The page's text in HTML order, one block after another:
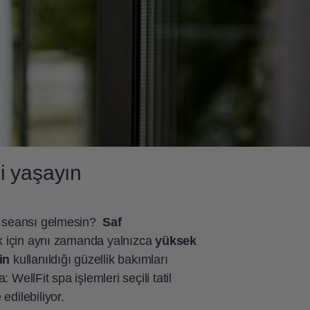
gelmesin? Saf
için aynı zamanda yalnızcayüksek
kullanıldığı güzellik bakımları
WellFit spa işlemleri seçili tatil
edilebiliyor.